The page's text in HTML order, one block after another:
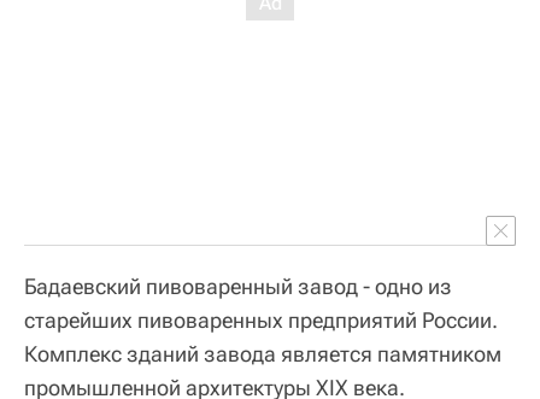
Бадаевский пивоваренный завод - одно из
старейших пивоваренных предприятий России.
Комплекс зданий завода является памятником
промышленной архитектуры XIX века.